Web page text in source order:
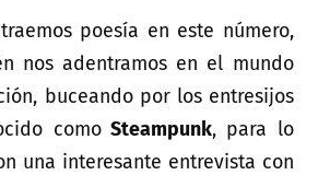
poesía en este número,
nos adentramos en el mundo
buceando por los entresijos
comoSteampunk, para lo
una interesante entrevista con